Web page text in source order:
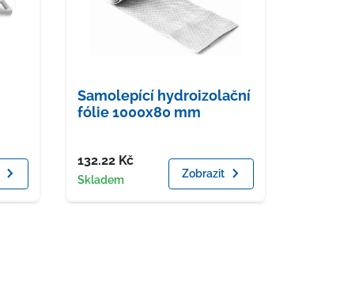
Samolepící hydroizolační
fólie 1000x80 mm
Cena
132.22 Kč
Dostupnost
Skladem Zobrazit